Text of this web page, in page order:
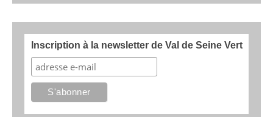
Inscription à la newsletter de Val de Seine Vert